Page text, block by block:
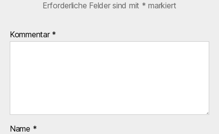
Erforderliche Felder sind mit * markiert
Kommentar *
Name *